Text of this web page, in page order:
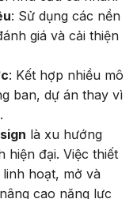
: Sử dụng các nền
giá và cải thiện
: Kết hợp nhiều mô
ban, dự án thay vì
là xu hướng
hiện đại. Việc thiết
hoạt, mở và
cao năng lực